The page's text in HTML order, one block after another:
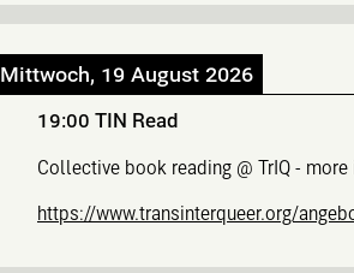
Mittwoch, 19 August 2026
19:00 TIN Read
Collective book reading @ TrIQ - more
https://www.transinterqueer.org/